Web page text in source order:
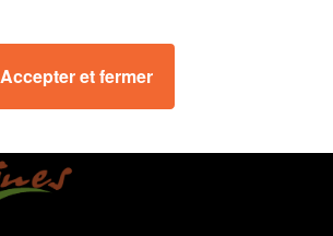
Accepter et fermer